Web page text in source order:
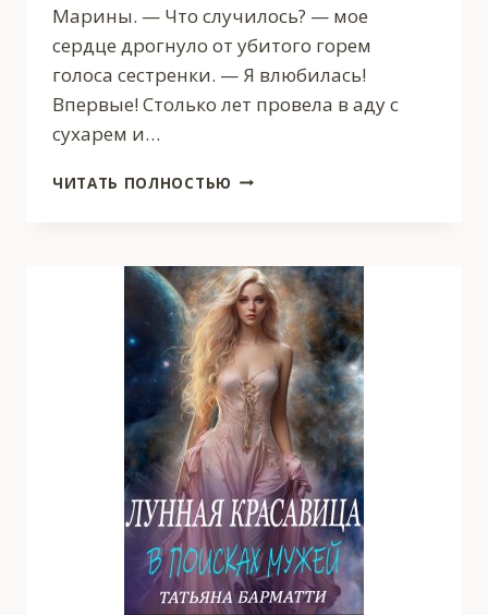
Марины. — Что случилось? — мое
сердце дрогнуло от убитого горем
голоса сестренки. — Я влюбилась!
Впервые! Столько лет провела в аду с
сухарем и…
ЧИТАТЬ ПОЛНОСТЬЮ В
МУЖЕМ